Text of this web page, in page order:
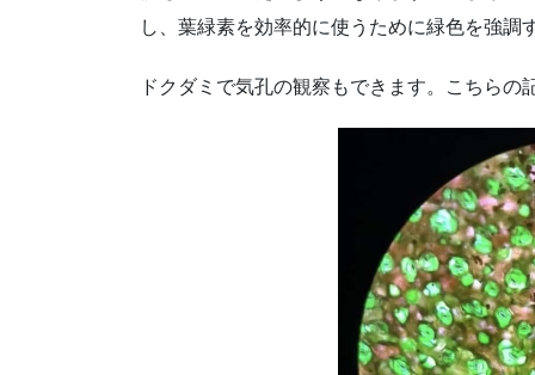
し、葉緑素を効率的に使うために緑色を強調
ドクダミで気孔の観察もできます。こちらの